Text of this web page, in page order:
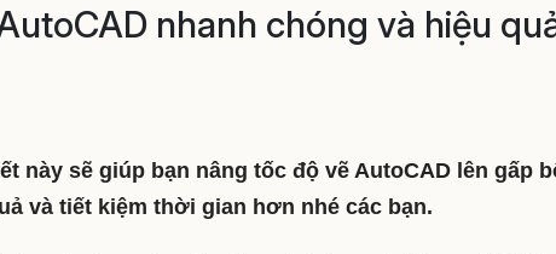
nhanh chóng và hiệu
này sẽ giúp bạn nâng tốc độ vẽ AutoCAD lên gấp
và tiết kiệm thời gian hơn nhé các bạn.